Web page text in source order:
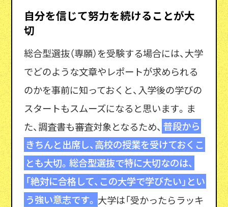
自分を信じて努力を続けることが大
切
総合型選抜（専願）を受験する場合には、大学
でどのような文章やレポートが求められる
のかを事前に知っておくと、入学後の学びの
スタートもスムーズになると思います。ま
た、調査書も審査対象となるため、 普段から
きちんと出席し、高校の授業を受けておくこ
とも大切。総合型選抜で特に大切なのは、
「絶対に合格して、この大学で学びたい」とい
う強い意志です。 大学は「受かったらラッキ